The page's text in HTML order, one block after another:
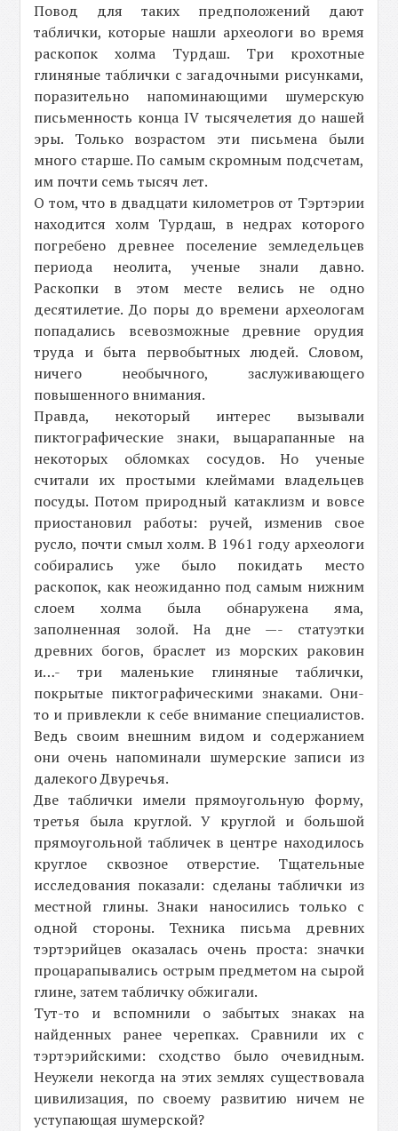
Повод для таких предположений дают
таблички, которые нашли археологи во время
раскопок холма Турдаш. Три крохотные
глиняные таблички с загадочными рисунками,
поразительно напоминающими шумерскую
письменность конца IV тысячелетия до нашей
эры. Только возрастом эти письмена были
много старше. По самым скромным подсчетам,
им почти семь тысяч лет.
О том, что в двадцати километров от Тэртэрии
находится холм Турдаш, в недрах которого
погребено древнее поселение земледельцев
периода неолита, ученые знали давно.
Раскопки в этом месте велись не одно
десятилетие. До поры до времени археологам
попадались всевозможные древние орудия
труда и быта первобытных людей. Словом,
ничего необычного, заслуживающего
повышенного внимания.
Правда, некоторый интерес вызывали
пиктографические знаки, выцарапанные на
некоторых обломках сосудов. Но ученые
считали их простыми клеймами владельцев
посуды. Потом природный катаклизм и вовсе
приостановил работы: ручей, изменив свое
русло, почти смыл холм. В 1961 году археологи
собирались уже было покидать место
раскопок, как неожиданно под самым нижним
слоем холма была обнаружена яма,
заполненная золой. На дне —- статуэтки
древних богов, браслет из морских раковин
и…- три маленькие глиняные таблички,
покрытые пиктографическими знаками. Они-
то и привлекли к себе внимание специалистов.
Ведь своим внешним видом и содержанием
они очень напоминали шумерские записи из
далекого Двуречья.
Две таблички имели прямоугольную форму,
третья была круглой. У круглой и большой
прямоугольной табличек в центре находилось
круглое сквозное отверстие. Тщательные
исследования показали: сделаны таблички из
местной глины. Знаки наносились только с
одной стороны. Техника письма древних
тэртэрийцев оказалась очень проста: значки
процарапывались острым предметом на сырой
глине, затем табличку обжигали.
Тут-то и вспомнили о забытых знаках на
найденных ранее черепках. Сравнили их с
тэртэрийскими: сходство было очевидным.
Неужели некогда на этих землях существовала
цивилизация, по своему развитию ничем не
уступающая шумерской?